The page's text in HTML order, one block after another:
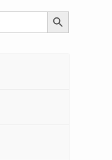
Search Button